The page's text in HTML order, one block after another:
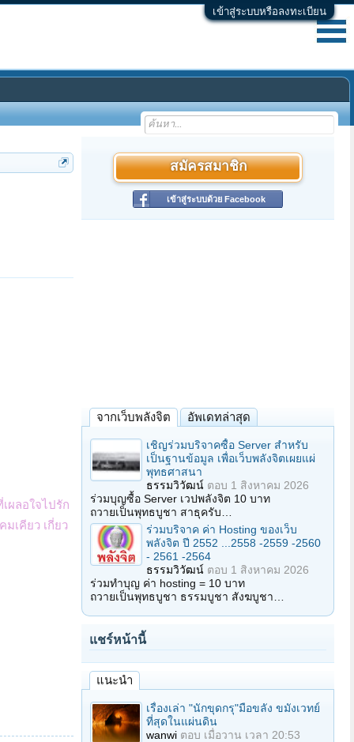
เข้าสู่ระบบหรือลงทะเบียน
ผลอใจไปรัก
มเคียว เกี่ยว
สมัครสมาชิก
เข้าสู่ระบบด้วย Facebook
จากเว็บพลังจิต อัพเดทล่าสุด
เชิญร่วมบริจาคซื้อ Server สำหรับ
เป็นฐานข้อมูล เพื่อเว็บพลังจิตเผยแผ่
พุทธศาสนา
ธรรมวิวัฒน์ ตอบ 1 สิงหาคม 2026
ร่วมบุญซื้อ Server เวปพลังจิต 10 บาท
ถวายเป็นพุทธบูชา สาธุครับ…
ร่วมบริจาค ค่า Hosting ของเว็บ
พลังจิต ปี 2552 ...2558 -2559 -2560
- 2561 -2564
ธรรมวิวัฒน์ ตอบ 1 สิงหาคม 2026
ร่วมทำบุญ ค่า hosting = 10 บาท
ถวายเป็นพุทธบูชา ธรรมบูชา สังฆบูชา…
แชร์หน้านี้
แนะนำ
เรื่องเล่า "นักขุดกรุ"มือขลัง ขมังเวทย์
ที่สุดในแผ่นดิน
wanwi ตอบ เมื่อวาน เวลา 20:53